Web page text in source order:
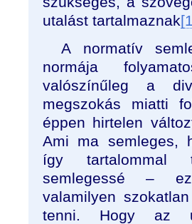
utalást tartalmaznak
A normatív
normája
valószínűleg a
megszokás miatti
éppen hirtelen
Ami ma semleges,
így tartalommal
semlegessé –
valamilyen
tenni. Hogy az